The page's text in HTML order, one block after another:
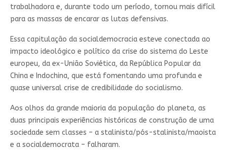
trabalhadora e, durante todo um período, tornou mais difícil
para as massas de encarar as lutas defensivas.
Essa capitulação da socialdemocracia esteve conectada ao
impacto ideológico e político da crise do sistema do Leste
europeu, da ex-União Soviética, da República Popular da
China e Indochina, que está fomentando uma profunda e
quase universal crise de credibilidade do socialismo.
Aos olhos da grande maioria da população do planeta, as
duas principais experiências históricas de construção de uma
sociedade sem classes – a stalinista/pós-stalinista/maoista
e a socialdemocrata – falharam.